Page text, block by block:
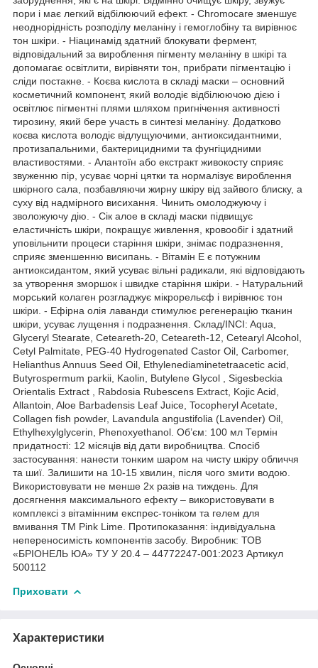
пори і має легкий відбілюючий ефект. - Chromocare зменшує
неоднорідність розподілу меланіну і гемоглобіну та вирівнює
тон шкіри. - Ніацинамід здатний блокувати фермент,
відповідальний за вироблення пігменту меланіну в шкірі та
допомагає освітлити, вирівняти тон, прибрати пігментацію і
сліди постакне. - Коєва кислота в складі маски – основний
косметичний компонент, який володіє відбілюючою дією і
освітлює пігментні плями шляхом пригнічення активності
тирозину, який бере участь в синтезі меланіну. Додатково
коєва кислота володіє відлущуючими, антиоксидантними,
протизапальними, бактерицидними та фунгіцидними
властивостями. - Алантоїн або екстракт живокосту сприяє
звуженню пір, усуває чорні цятки та нормалізує вироблення
шкірного сала, позбавляючи жирну шкіру від зайвого блиску, а
суху від надмірного висихання. Чинить омолоджуючу і
зволожуючу дію. - Сік алое в складі маски підвищує
еластичність шкіри, покращує живлення, кровообіг і здатний
уповільнити процеси старіння шкіри, знімає подразнення,
сприяє зменшенню висипань. - Вітамін Е є потужним
антиоксидантом, який усуває вільні радикали, які відповідають
за утворення зморшок і швидке старіння шкіри. - Натуральний
морський колаген розгладжує мікрорельєф і вирівнює тон
шкіри. - Ефірна олія лаванди стимулює регенерацію тканин
шкіри, усуває лущення і подразнення. Склад/INCI: Aqua,
Glyceryl Stearate, Ceteareth-20, Ceteareth-12, Cetearyl Alcohol,
Cetyl Palmitate, PEG-40 Hydrogenated Castor Oil, Carbomer,
Helianthus Annuus Seed Oil, Ethylenediaminetetraacetic acid,
Butyrospermum parkii, Kaolin, Butylene Glycol , Sigesbeckia
Orientalis Extract , Rabdosia Rubescens Extract, Kojic Acid,
Allantoin, Aloe Barbadensis Leaf Juice, Tocopheryl Acetate,
Collagen fish powder, Lavandula angustifolia (Lavender) Oil,
Ethylhexylglycerin, Phenoxyethanol. Об’єм: 100 мл Термін
придатності: 12 місяців від дати виробництва. Спосіб
застосування: нанести тонким шаром на чисту шкіру обличчя
та шиї. Залишити на 10-15 хвилин, після чого змити водою.
Використовувати не менше 2х разів на тиждень. Для
досягнення максимального ефекту – використовувати в
комплексі з вітамінним експрес-тоніком та гелем для
вмивання ТМ Pink Lime. Протипоказання: індивідуальна
непереносимість компонентів засобу. Виробник: ТОВ
«БРІОНЕЛЬ ЮА» ТУ У 20.4 – 44772247-001:2023 Артикул
500112
Приховати
Характеристики